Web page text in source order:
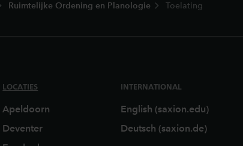
Ruimtelijke Ordening en Planologie Toelating
LOCATIES
Apeldoorn
Deventer
INTERNATIONAL
English (saxion.edu)
Deutsch (saxion.de)